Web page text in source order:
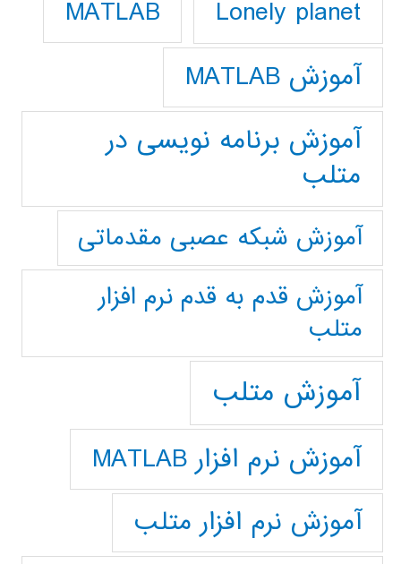
Lonely planet
MATLAB
آموزش MATLAB
آموزش برنامه نویسی در
متلب
آموزش شبکه عصبی مقدماتی
آموزش قدم به قدم نرم افزار
متلب
آموزش متلب
آموزش نرم افزار MATLAB
آموزش نرم افزار متلب